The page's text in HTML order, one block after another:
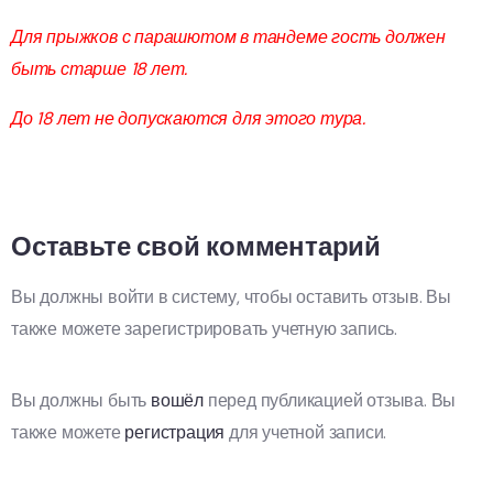
Для прыжков с парашютом в тандеме гость должен
бытьстарше 18 лет.
До 18 лет не допускаются для этого тура.
Оставьте свой комментарий
Вы должны войти в систему, чтобы оставить отзыв. Вы
также можете зарегистрировать учетную запись.
Вы должны быть вошёл перед публикацией отзыва. Вы
также можете регистрация для учетной записи.